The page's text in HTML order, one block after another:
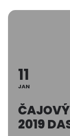
11
JAN
ČAJOVÝ
2019